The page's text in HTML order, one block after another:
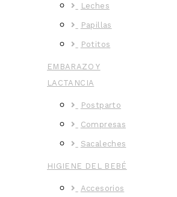
Leches
Papillas
Potitos
EMBARAZO Y
LACTANCIA
Postparto
Compresas
Sacaleches
HIGIENE DEL BEBÉ
Accesorios